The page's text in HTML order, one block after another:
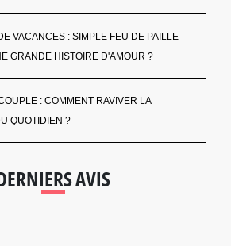
VACANCES : SIMPLE FEU DE PAILLE
GRANDE HISTOIRE D'AMOUR ?
: COMMENT RAVIVER LA
QUOTIDIEN ?
AVIS